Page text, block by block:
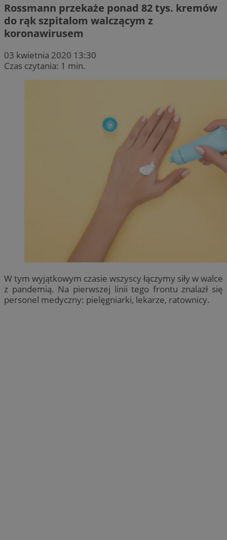
Rossmann przekaże ponad 82 tys. kremów
do rąk szpitalom walczącym z
koronawirusem
03 kwietnia 2020 13:30
Czas czytania: 1 min.
W tym wyjątkowym czasie wszyscy łączymy siły w walce
z pandemią. Na pierwszej linii tego frontu znalazł się
personel medyczny: pielęgniarki, lekarze, ratownicy.